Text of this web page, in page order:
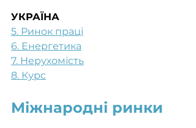
УКРАЇНА
5. Ринок праці
6. Енергетика
7. Нерухомість
8. Курс
Міжнародні ринки